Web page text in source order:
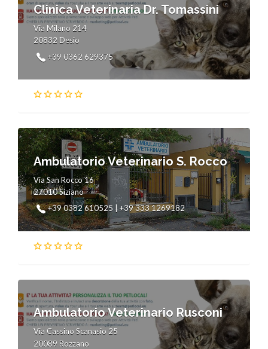
Clinica Veterinaria Dr. Tomassini
Via Milano 214
20832 Desio
+39 0362 629375
Ambulatorio Veterinario S. Rocco
Via San Rocco 16
27010 Siziano
+39 0382 610525 | +39 333 1269182
Ambulatorio Veterinario Rusconi
Via Cassino Scanasio 25
20089 Rozzano